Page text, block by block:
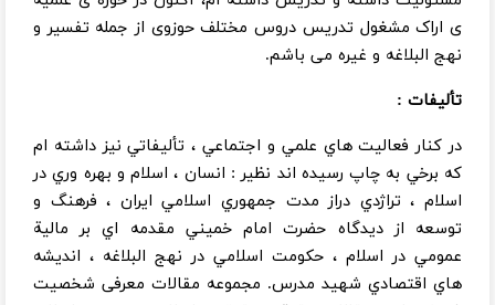
ی اراک مشغول تدریس دروس مختلف حوزوی از جمله تفسیر و
نهج البلاغه و غیره می باشم.
تأليفات :
در كنار فعاليت هاي علمي و اجتماعي ، تأليفاتي نيز داشته ام
كه برخي به چاپ رسيده اند نظير : انسان ، ‌اسلام و بهره وري در
اسلام ، تراژدي دراز مدت جمهوري اسلامي ايران ، ‌فرهنگ و
توسعه از ديدگاه حضرت امام خميني مقدمه اي بر مالية
عمومي در اسلام ، حكومت اسلامي در نهج البلاغه ، ‌انديشه
هاي اقتصادي شهيد مدرس. مجموعه مقالات معرفی شخصیت